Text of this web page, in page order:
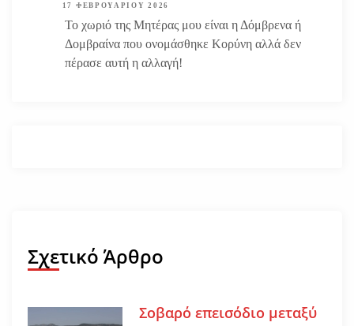
17 ΦΕΒΡΟΥΑΡΊΟΥ 2026
Το χωριό της Μητέρας μου είναι η Δόμβρενα ή
Δομβραίνα που ονομάσθηκε Κορύνη αλλά δεν
πέρασε αυτή η αλλαγή!
Σχετικό Άρθρο
Σοβαρό επεισόδιο μεταξύ